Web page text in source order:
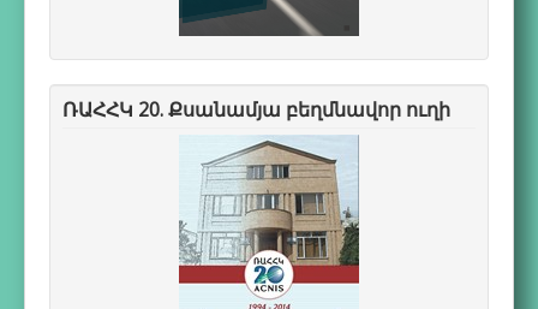
ՌԱՀՀԿ 20. Քսանամյա բեղմնավոր ուղի